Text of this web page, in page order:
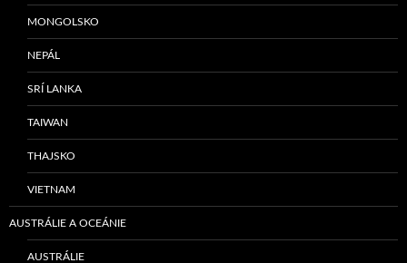
MONGOLSKO
NEPÁL
SRÍ LANKA
TAIWAN
THAJSKO
VIETNAM
AUSTRÁLIE A OCEÁNIE
AUSTRÁLIE